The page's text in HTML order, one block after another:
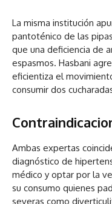
La misma institución
pantoténico de las
que una deficiencia de
espasmos. Hasbani
eficientiza el
consumir dos
Ambas expertas
diagnóstico de
médico y optar por la
su consumo quienes
severas como